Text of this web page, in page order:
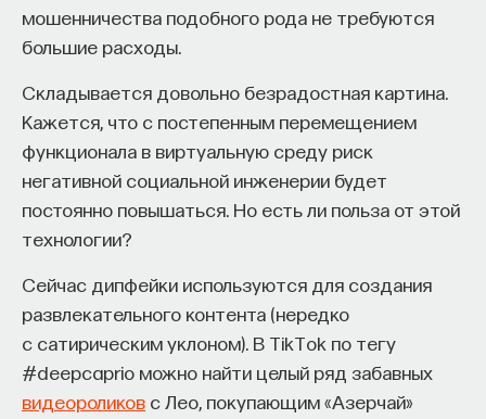
мошенничества подобного рода не требуются
большие расходы.
Складывается довольно безрадостная картина.
Кажется, что с постепенным перемещением
функционала в виртуальную среду риск
негативной социальной инженерии будет
постоянно повышаться. Но есть ли польза от этой
технологии?
Сейчас дипфейки используются для создания
развлекательного контента (нередко
с сатирическим уклоном). В TikTok по тегу
#deepcaprio можно найти целый ряд забавных
видеороликов с Лео, покупающим «Азерчай»